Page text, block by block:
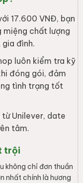
17.600 VNĐ, bạn
miệng chất lượng
đình.
luôn kiểm tra kỹ
đóng gói, đảm
tình trạng tốt
từ Unilever, date
tâm.
trội
không chỉ đơn thuần
nhất chính là hương